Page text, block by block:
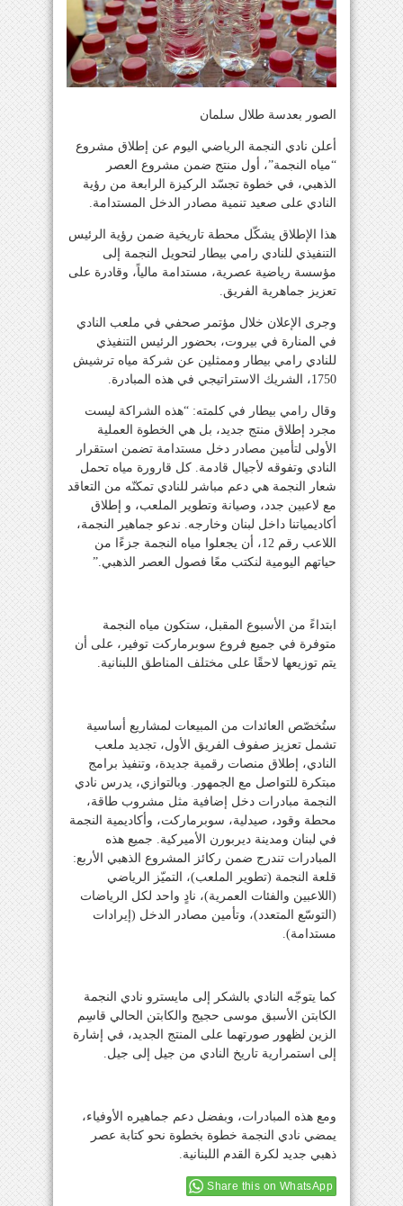
الصور بعدسة طلال سلمان
أعلن نادي النجمة الرياضي اليوم عن إطلاق مشروع
“مياه النجمة”، أول منتج ضمن مشروع العصر
الذهبي، في خطوة تجسّد الركيزة الرابعة من رؤية
النادي على صعيد تنمية مصادر الدخل المستدامة.
‎هذا الإطلاق يشكّل محطة تاريخية ضمن رؤية الرئيس
التنفيذي للنادي رامي بيطار لتحويل النجمة إلى
مؤسسة رياضية عصرية، مستدامة مالياً، وقادرة على
تعزيز جماهرية الفريق.
‎وجرى الإعلان خلال مؤتمر صحفي في ملعب النادي
في المنارة في بيروت، بحضور الرئيس التنفيذي
للنادي رامي بيطار وممثلين عن شركة مياه ترشيش
1750، الشريك الاستراتيجي في هذه المبادرة.
‎وقال رامي بيطار في كلمته: “هذه الشراكة ليست
مجرد إطلاق منتج جديد، بل هي الخطوة العملية
الأولى لتأمين مصادر دخل مستدامة تضمن استقرار
النادي وتفوقه لأجيال قادمة. كل قارورة مياه تحمل
شعار النجمة هي دعم مباشر للنادي تمكنّه من التعاقد
مع لاعبين جدد، وصيانة وتطوير الملعب، و إطلاق
أكاديمياتنا داخل لبنان وخارجه. ندعو جماهير النجمة،
اللاعب رقم 12، أن يجعلوا مياه النجمة جزءًا من
حياتهم اليومية لنكتب معًا فصول العصر الذهبي.”
‎ابتداءً من الأسبوع المقبل، ستكون مياه النجمة
متوفرة في جميع فروع سوبرماركت توفير، على أن
يتم توزيعها لاحقًا على مختلف المناطق اللبنانية.
‎ستُخصّص العائدات من المبيعات لمشاريع أساسية
تشمل تعزيز صفوف الفريق الأول، تجديد ملعب
النادي، إطلاق منصات رقمية جديدة، وتنفيذ برامج
مبتكرة للتواصل مع الجمهور. وبالتوازي، يدرس نادي
النجمة مبادرات دخل إضافية مثل مشروب طاقة،
محطة وقود، صيدلية، سوبرماركت، وأكاديمية النجمة
في لبنان ومدينة ديربورن الأميركية. جميع هذه
المبادرات تندرج ضمن ركائز المشروع الذهبي الأربع:
قلعة النجمة (تطوير الملعب)، التميّز الرياضي
(اللاعبين والفئات العمرية)، نادٍ واحد لكل الرياضات
(التوسّع المتعدد)، وتأمين مصادر الدخل (إيرادات
مستدامة).
‎كما يتوجّه النادي بالشكر إلى مايسترو نادي النجمة
الكابتن الأسبق موسى حجيج والكابتن الحالي قاسِم
الزين لظهور صورتهما على المنتج الجديد، في إشارة
إلى استمرارية تاريخ النادي من جيل إلى جيل.
‎ومع هذه المبادرات، وبفضل دعم جماهيره الأوفياء،
يمضي نادي النجمة خطوة بخطوة نحو كتابة عصر
ذهبي جديد لكرة القدم اللبنانية.
Share this on WhatsApp